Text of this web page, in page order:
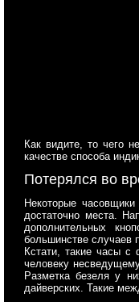
Как видите, то чего
качестве способа
Потерялся во
Некоторые
достаточно места.
дополнительных
большинстве случаев
Кстати, такие часы с
человеку
Разметка безеля у
дайверских. Такие